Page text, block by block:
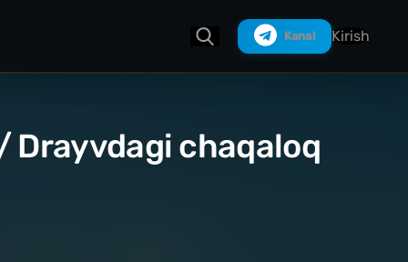
Kanal Kirish
Izlash
Drayvdagi chaqaloq